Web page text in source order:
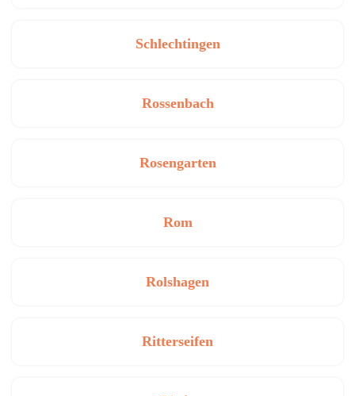
Schlechtingen
Rossenbach
Rosengarten
Rom
Rolshagen
Ritterseifen